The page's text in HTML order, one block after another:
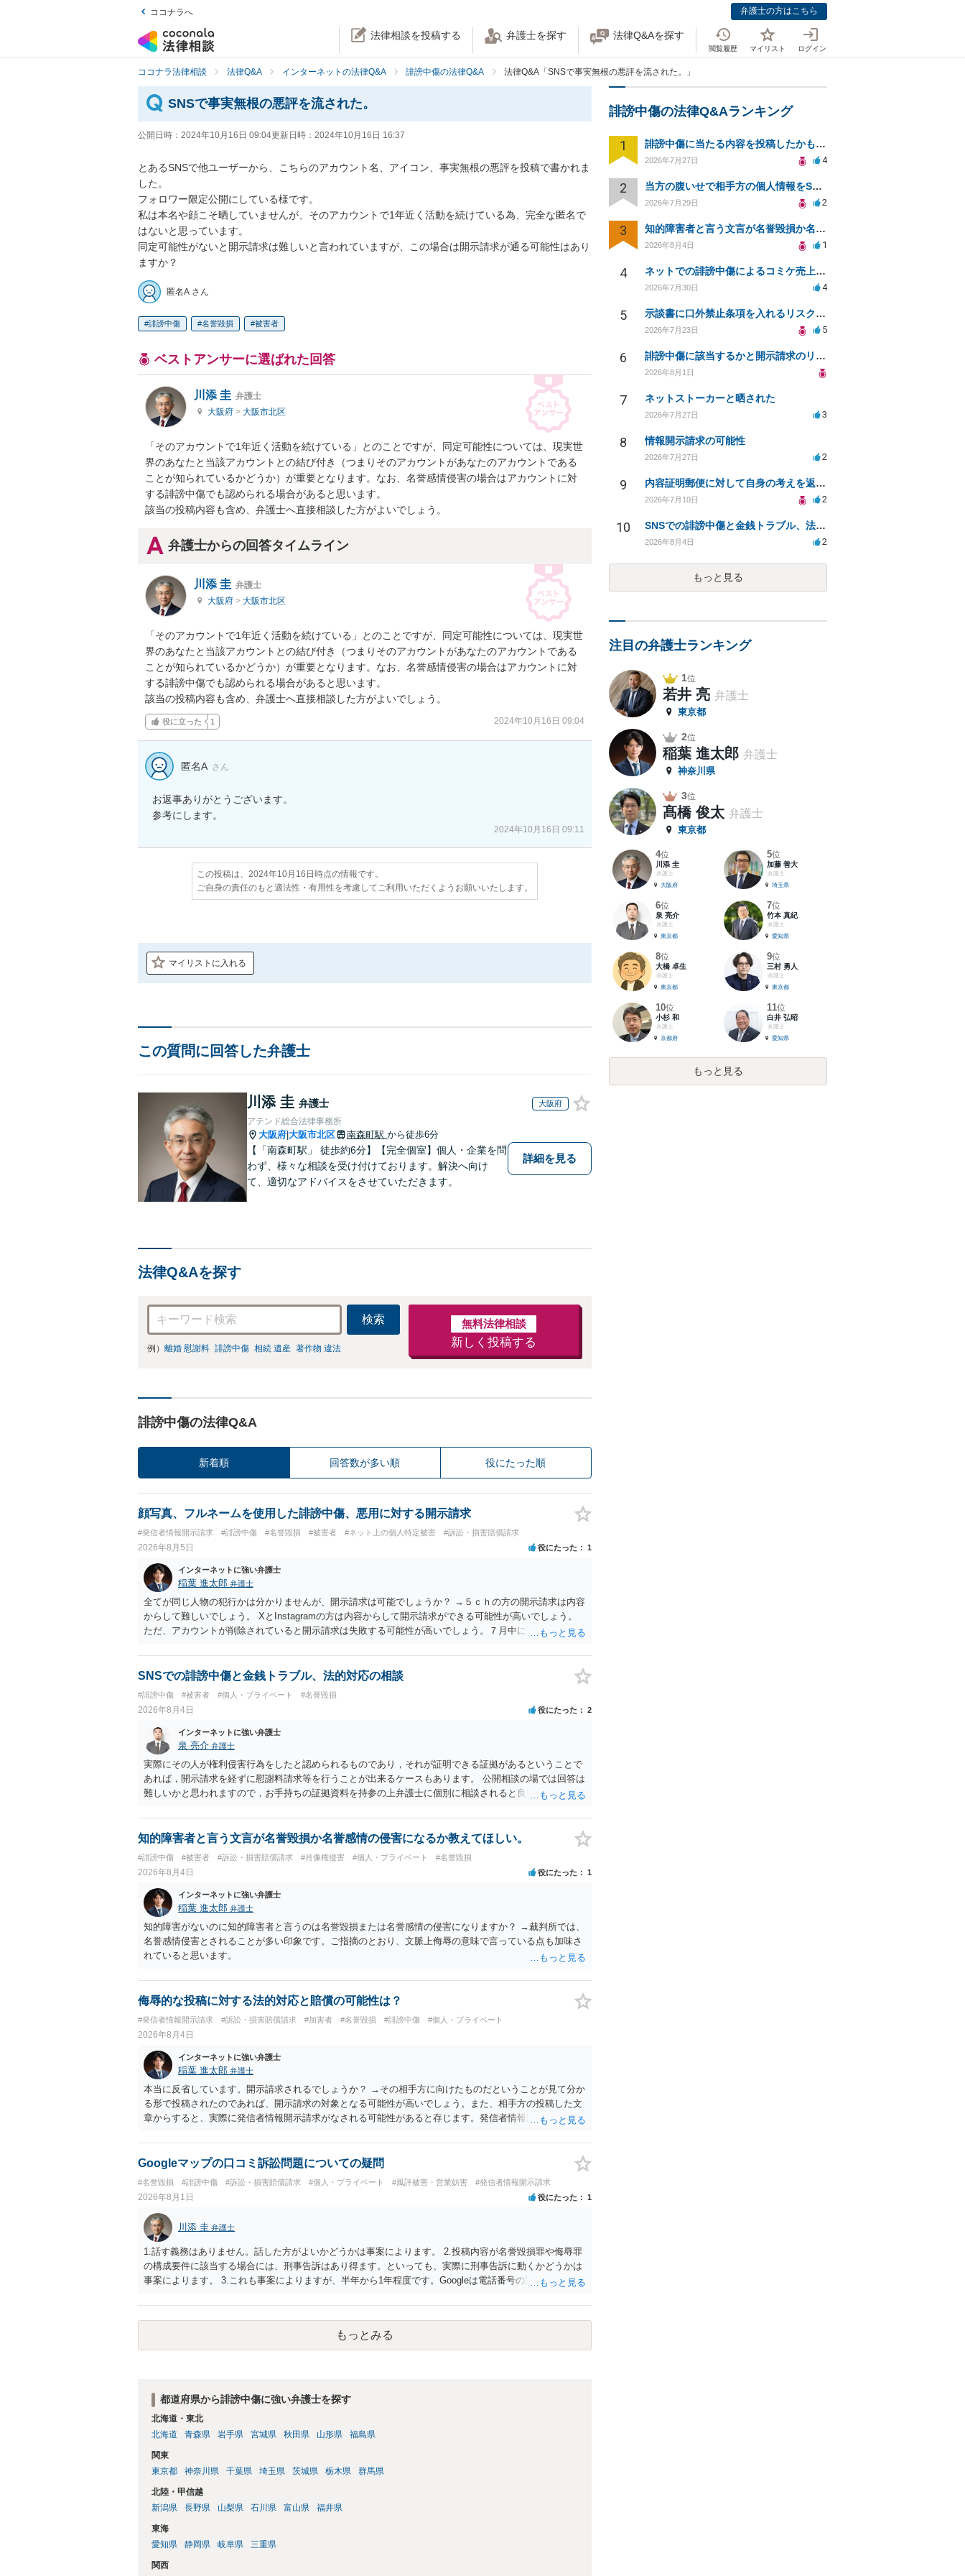
ココナラへ 弁護士の方はこちら
法律相談を投稿する 弁護士を探す 法律Q&Aを探す
閲覧履歴 マイリスト ログイン
ココナラ法律相談 法律Q&A インターネットの法律Q&A 誹謗中傷の法律Q&A 法律Q&A「SNSで事実無根の悪評を流された。」
SNSで事実無根の悪評を流された。
公開日時： 2024年10月16日 09:04更新日時： 2024年10月16日 16:37
とあるSNSで他ユーザーから、こちらのアカウント名、アイコン、事実無根の悪評を投稿で書かれま
した。
フォロワー限定公開にしている様です。
私は本名や顔こそ晒していませんが、そのアカウントで1年近く活動を続けている為、完全な匿名で
はないと思っています。
同定可能性がないと開示請求は難しいと言われていますが、この場合は開示請求が通る可能性はあり
ますか？
匿名A さん
誹謗中傷 名誉毀損 被害者
ベストアンサーに選ばれた回答
川添 圭 弁護士
大阪府 > 大阪市北区
「そのアカウントで1年近く活動を続けている」とのことですが、同定可能性については、現実世
界のあなたと当該アカウントとの結び付き（つまりそのアカウントがあなたのアカウントである
ことが知られているかどうか）が重要となります。なお、名誉感情侵害の場合はアカウントに対
する誹謗中傷でも認められる場合があると思います。
該当の投稿内容も含め、弁護士へ直接相談した方がよいでしょう。
弁護士からの回答タイムライン
川添 圭 弁護士
大阪府 > 大阪市北区
「そのアカウントで1年近く活動を続けている」とのことですが、同定可能性については、現実世
界のあなたと当該アカウントとの結び付き（つまりそのアカウントがあなたのアカウントである
ことが知られているかどうか）が重要となります。なお、名誉感情侵害の場合はアカウントに対
する誹謗中傷でも認められる場合があると思います。
該当の投稿内容も含め、弁護士へ直接相談した方がよいでしょう。
役に立った 1 2024年10月16日 09:04
匿名A さん
お返事ありがとうございます。
参考にします。
2024年10月16日 09:11
この投稿は、2024年10月16日時点の情報です。
ご自身の責任のもと適法性・有用性を考慮してご利用いただくようお願いいたします。
マイリストに入れる
この質問に回答した弁護士
川添 圭 弁護士 大阪府
アテンド総合法律事務所
大阪府 大阪市北区 南森町駅 から徒歩6分
【「南森町駅」 徒歩約6分】【完全個室】個人・企業を問
わず、様々な相談を受け付けております。解決へ向け
て、適切なアドバイスをさせていただきます。
詳細を見る
法律Q&Aを探す
検索
例） 離婚 慰謝料 誹謗中傷 相続 遺産 著作物 違法
無料法律相談
新しく投稿する
誹謗中傷の法律Q&A
新着順 回答数が多い順 役にたった順
顔写真、フルネームを使用した誹謗中傷、悪用に対する開示請求
#発信者情報開示請求 #誹謗中傷 #名誉毀損 #被害者 #ネット上の個人特定被害 #訴訟・損害賠償請求
2026年8月5日 役にたった 1
インターネットに強い弁護士
稲葉 進太郎 弁護士
全てが同じ人物の犯行かは分かりませんが、開示請求は可能でしょうか？ →５ｃｈの方の開示請求は内容
からして難しいでしょう。 XとInstagramの方は内容からして開示請求ができる可能性が高いでしょう。
ただ、アカウントが削除されていると開示請求は失敗する可能性が高いでしょう。７月中にアカウントが
相手に全ての弁護士費用を負担させることは可能でしょうか？ →訴訟外の交渉で相手方が認めれば負担さ
せることができるでしょう。訴訟で判決となった場合は、実際の弁護士費用が認められる場合と認められ
SNSでの誹謗中傷と金銭トラブル、法的対応の相談
#誹謗中傷 #被害者 #個人・プライベート #名誉毀損
2026年8月4日 役にたった 2
インターネットに強い弁護士
泉 亮介 弁護士
実際にその人が権利侵害行為をしたと認められるものであり，それが証明できる証拠があるということで
あれば，開示請求を経ずに慰謝料請求等を行うことが出来るケースもあります。 公開相談の場では回答は
難しいかと思われますので，お手持ちの証拠資料を持参の上弁護士に個別に相談されると良いでしょう。
知的障害者と言う文言が名誉毀損か名誉感情の侵害になるか教えてほしい。
#誹謗中傷 #被害者 #訴訟・損害賠償請求 #肖像権侵害 #個人・プライベート #名誉毀損
2026年8月4日 役にたった 1
インターネットに強い弁護士
稲葉 進太郎 弁護士
知的障害がないのに知的障害者と言うのは名誉毀損または名誉感情の侵害になりますか？ →裁判所では、
名誉感情侵害とされることが多い印象です。ご指摘のとおり、文脈上侮辱の意味で言っている点も加味さ
れていると思います。
侮辱的な投稿に対する法的対応と賠償の可能性は？
#発信者情報開示請求 #訴訟・損害賠償請求 #加害者 #名誉毀損 #誹謗中傷 #個人・プライベート
2026年8月4日
インターネットに強い弁護士
稲葉 進太郎 弁護士
本当に反省しています。開示請求されるでしょうか？ →その相手方に向けたものだということが見て分か
る形で投稿されたのであれば、開示請求の対象となる可能性が高いでしょう。また、相手方の投稿した文
章からすると、実際に発信者情報開示請求がなされる可能性があると存じます。発信者情報開示請求が進
カウントの登録メールに意見照会がなされます。 また、された場合賠償金はいくらでしょうか。 →ケー
スバイケースであり、数万円から１００万単位まで様々でしょう。裁判外であれば交渉して相手方の請求
Googleマップの口コミ訴訟問題についての疑問
#名誉毀損 #誹謗中傷 #訴訟・損害賠償請求 #個人・プライベート #風評被害・営業妨害 #発信者情報開示請求
2026年8月1日 役にたった 1
川添 圭 弁護士
1.話す義務はありません。話した方がよいかどうかは事案によります。 2.投稿内容が名誉毀損罪や侮辱罪
の構成要件に該当する場合には、刑事告訴はあり得ます。といっても、実際に刑事告訴に動くかどうかは
事案によります。 3.これも事案によりますが、半年から1年程度です。Googleは電話番号の開示請求もで
さらにいえば、利用者からの口コミ投稿の場合、開示請求者はある程度対象者を特定できている（ただし
証拠による裏付けか必要なので発信者情報開示請求をする）というケースが比較的多いと思われます。
もっとみる
都道府県から誹謗中傷に強い弁護士を探す
北海道・東北
北海道
青森県 岩手県 宮城県 秋田県 山形県 福島県
関東
東京都
神奈川県 千葉県 埼玉県 茨城県 栃木県 群馬県
北陸・甲信越
新潟県
長野県 山梨県 石川県 富山県 福井県
東海
愛知県
静岡県 岐阜県 三重県
関西
誹謗中傷の法律Q&Aランキング
1 誹謗中傷に当たる内容を投稿したかもしれない。開示請求や民事刑事裁判に発展しうるのか教えて欲しい。
2026年7月27日 4
2 当方の腹いせで相手方の個人情報をSNSで晒してしまい名誉毀損させてしまったかもしれない
2026年7月29日 2
3 知的障害者と言う文言が名誉毀損か名誉感情の侵害になるか教えてほしい。
2026年8月4日 1
4 ネットでの誹謗中傷によるコミケ売上減少、損害賠償は可能か？
2026年7月30日 4
5 示談書に口外禁止条項を入れるリスクはありますか？
2026年7月23日 5
6 誹謗中傷に該当するかと開示請求のリスクを知りたい
2026年8月1日
7 ネットストーカーと晒された
2026年7月27日 3
8 情報開示請求の可能性
2026年7月27日 2
9 内容証明郵便に対して自身の考えを返答しなければなりませんか？
2026年7月10日 2
10 SNSでの誹謗中傷と金銭トラブル、法的対応の相談
2026年8月4日 2
もっと見る
注目の弁護士ランキング
1位
若井 亮 弁護士
東京都
2位
稲葉 進太郎 弁護士
神奈川県
3位
髙橋 俊太 弁護士
東京都
4位
川添 圭
弁護士
大阪府
5位
加藤 善大
弁護士
埼玉県
6位
泉 亮介
弁護士
東京都
7位
竹本 真紀
弁護士
愛知県
8位
大橋 卓生
弁護士
東京都
9位
三村 勇人
弁護士
東京都
10位
小杉 和
弁護士
京都府
11位
白井 弘昭
弁護士
愛知県
もっと見る